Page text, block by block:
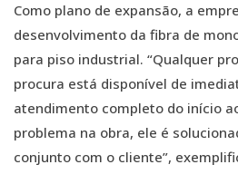
Como plano de expansão, a
desenvolvimento da fibra de
para piso industrial. “Qualquer
procura está disponível de
atendimento completo do início
problema na obra, ele é
conjunto com o cliente”,